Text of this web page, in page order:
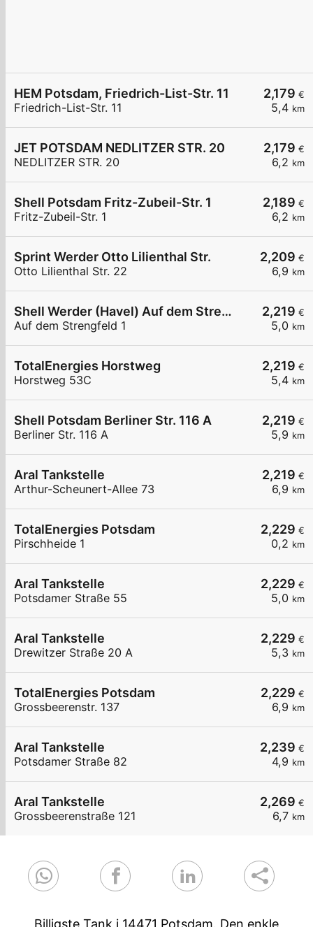
2,179 €
5,4 km
HEM Potsdam, Friedrich-List-Str. 11
Friedrich-List-Str. 11
2,179 €
6,2 km
JET POTSDAM NEDLITZER STR. 20
NEDLITZER STR. 20
2,189 €
6,2 km
Shell Potsdam Fritz-Zubeil-Str. 1
Fritz-Zubeil-Str. 1
2,209 €
6,9 km
Sprint Werder Otto Lilienthal Str.
Otto Lilienthal Str. 22
2,219 €
5,0 km
Shell Werder (Havel) Auf dem Strengfeld 1
Auf dem Strengfeld 1
2,219 €
5,4 km
TotalEnergies Horstweg
Horstweg 53C
2,219 €
5,9 km
Shell Potsdam Berliner Str. 116 A
Berliner Str. 116 A
2,219 €
6,9 km
Aral Tankstelle
Arthur-Scheunert-Allee 73
2,229 €
0,2 km
TotalEnergies Potsdam
Pirschheide 1
2,229 €
5,0 km
Aral Tankstelle
Potsdamer Straße 55
2,229 €
5,3 km
Aral Tankstelle
Drewitzer Straße 20 A
2,229 €
6,9 km
TotalEnergies Potsdam
Grossbeerenstr. 137
2,239 €
4,9 km
Aral Tankstelle
Potsdamer Straße 82
2,269 €
6,7 km
Aral Tankstelle
Grossbeerenstraße 121
Billigste Tank i 14471 Potsdam. Den enkle